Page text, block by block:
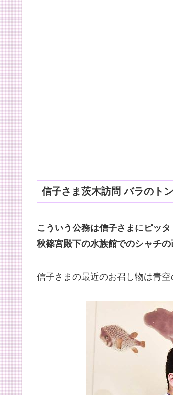
信子さま茨木訪問 バラのト
こういう公務は信子さまにピッタ
秋篠宮殿下の水族館でのシャチ
信子さまの最近のお召し物は青空